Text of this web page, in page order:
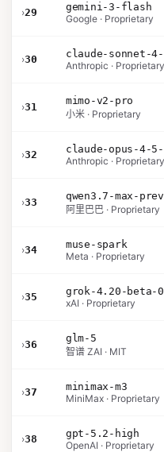
›29
gemini-3-flash
Google · Proprietary
›30
Anthropic · Proprietary
›31
mimo-v2-pro
小米 · Proprietary
›32
Anthropic · Proprietary
›33
qwen3.7-max-
阿里巴巴 · Proprietary
›34
muse-spark
Meta · Proprietary
›35
grok-4.20-beta-
xAI · Proprietary
›36
glm-5
智谱 ZAI · MIT
›37
minimax-m3
MiniMax · Proprietary
›38
gpt-5.2-high
OpenAI · Proprietary